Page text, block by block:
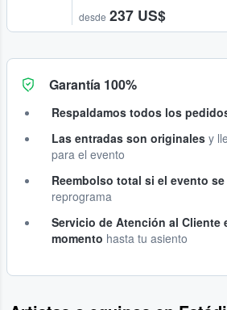
desde 237 US$
Garantía 100%
Respaldamos todos los
Las entradas son originales y
para el evento
Reembolso total si el evento
reprograma
Servicio de Atención al Cliente
momento hasta tu asiento